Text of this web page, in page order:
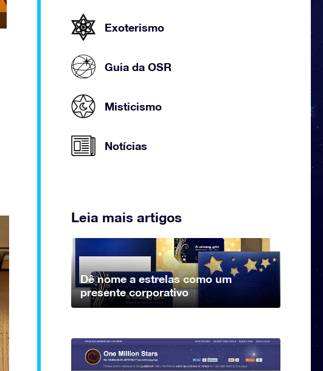
Exoterismo
Guia da OSR
Misticismo
Notícias
Leia mais artigos
Dê nome a estrelas como um
presente corporativo